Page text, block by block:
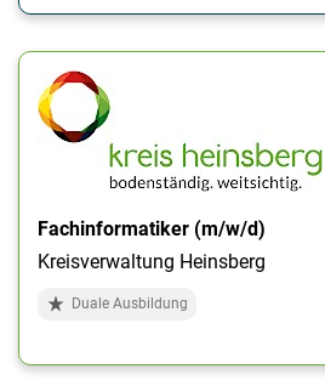
Fachinformatiker (m/w/d)
Kreisverwaltung Heinsberg
Duale Ausbildung